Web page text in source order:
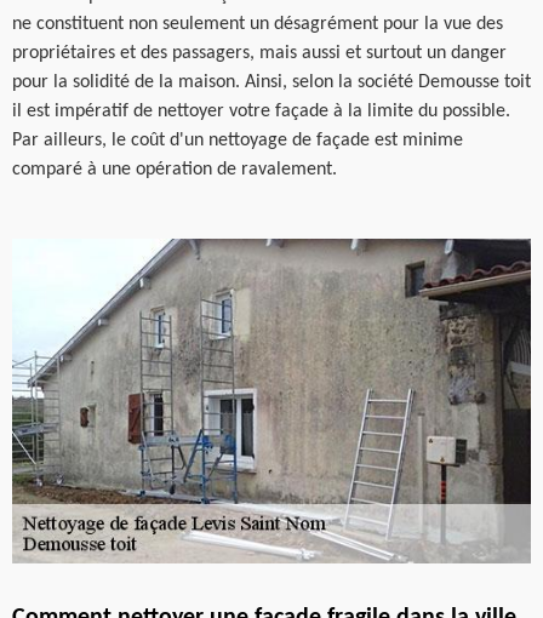
ne constituent non seulement un désagrément pour la vue des
propriétaires et des passagers, mais aussi et surtout un danger
pour la solidité de la maison. Ainsi, selon la société Demousse toit
il est impératif de nettoyer votre façade à la limite du possible.
Par ailleurs, le coût d'un nettoyage de façade est minime
comparé à une opération de ravalement.